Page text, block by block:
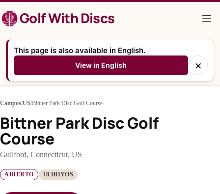
al
contenidoGolf With Discs
This page is also available in English.
View in English ×
Campos/US/Bittner Park Disc Golf Course
Bittner Park Disc Golf
Course
Guilford, Connecticut, US
ABIERTO 18 HOYOS